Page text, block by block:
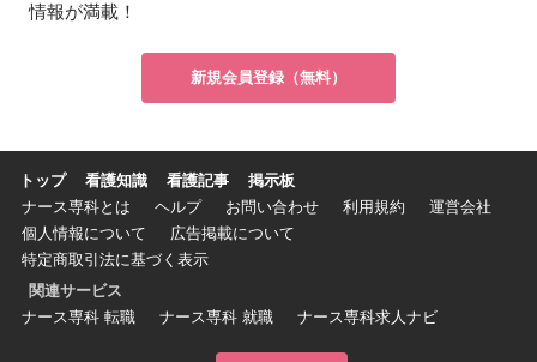
情報が満載！
新規会員登録（無料）
トップ 看護知識 看護記事
掲示板
ナース専科とは
ヘルプ お問い合わせ 利用規約
運営会社
個人情報について
広告掲載について
特定商取引法に基づく表示
関連サービス
ナース専科 転職
ナース専科 就職 ナース専科求人ナビ